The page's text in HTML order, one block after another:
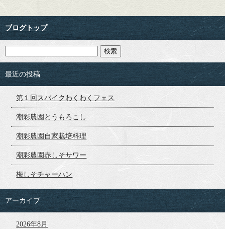
ブログトップ
最近の投稿
第１回スパイクわくわくフェス
潮彩農園とうもろこし
潮彩農園自家栽培料理
潮彩農園赤しそサワー
梅しそチャーハン
アーカイブ
2026年8月